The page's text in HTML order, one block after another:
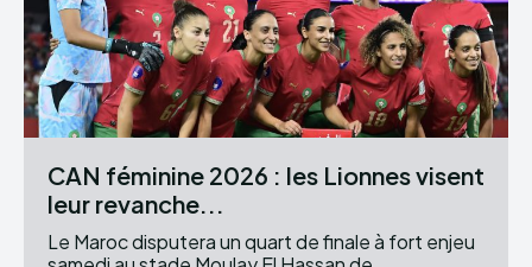
CAN féminine 2026 : les Lionnes visent
leur revanche...
Le Maroc disputera un quart de finale à fort enjeu